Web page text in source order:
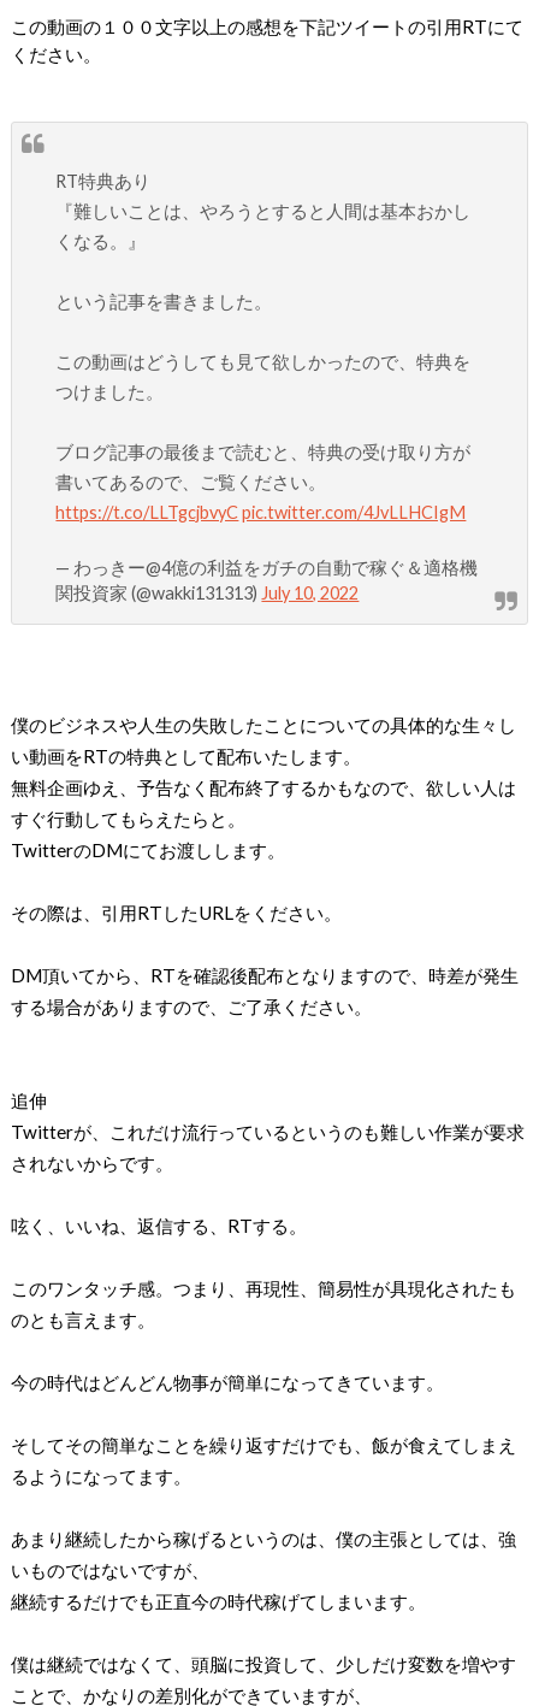
この動画の１００文字以上の感想を下記ツイートの引用RTにて
ください。
RT特典あり
『難しいことは、やろうとすると人間は基本おかし
くなる。』
という記事を書きました。
この動画はどうしても見て欲しかったので、特典を
つけました。
ブログ記事の最後まで読むと、特典の受け取り方が
書いてあるので、ご覧ください。
https://t.co/LLTgcjbvyC pic.twitter.com/4JvLLHCIgM
— わっきー@4億の利益をガチの自動で稼ぐ＆適格機
関投資家 (@wakki131313)July 10, 2022
僕のビジネスや人生の失敗したことについての具体的な生々し
い動画をRTの特典として配布いたします。
無料企画ゆえ、予告なく配布終了するかもなので、欲しい人は
すぐ行動してもらえたらと。
TwitterのDMにてお渡しします。
その際は、引用RTしたURLをください。
DM頂いてから、RTを確認後配布となりますので、時差が発生
する場合がありますので、ご了承ください。
追伸
Twitterが、これだけ流行っているというのも難しい作業が要求
されないからです。
呟く、いいね、返信する、RTする。
このワンタッチ感。つまり、再現性、簡易性が具現化されたも
のとも言えます。
今の時代はどんどん物事が簡単になってきています。
そしてその簡単なことを繰り返すだけでも、飯が食えてしまえ
るようになってます。
あまり継続したから稼げるというのは、僕の主張としては、強
いものではないですが、
継続するだけでも正直今の時代稼げてしまいます。
僕は継続ではなくて、頭脳に投資して、少しだけ変数を増やす
ことで、かなりの差別化ができていますが、